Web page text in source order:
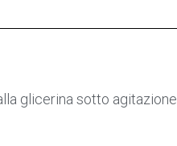
glicerina sotto agitazione